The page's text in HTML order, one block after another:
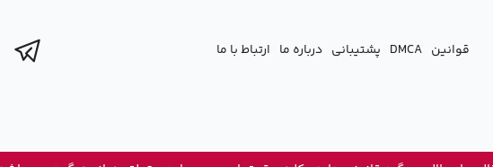
قوانین DMCA پشتیبانی درباره ما ارتباط با ما